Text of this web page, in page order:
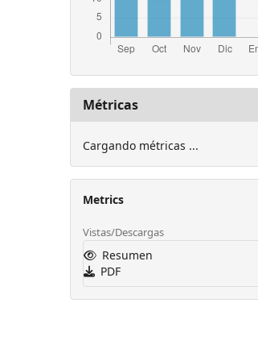
Métricas
Cargando métricas ...
Metrics
Vistas/Descargas
Resumen
PDF